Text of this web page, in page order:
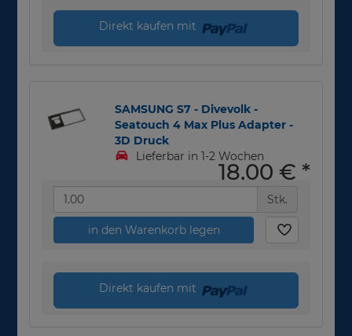
Direkt kaufen mit
SAMSUNG S7 - Divevolk -
Seatouch 4 Max Plus Adapter -
3D Druck
Lieferbar in 1-2 Wochen
18,00 € *
Stk.
in den Warenkorb legen
Direkt kaufen mit